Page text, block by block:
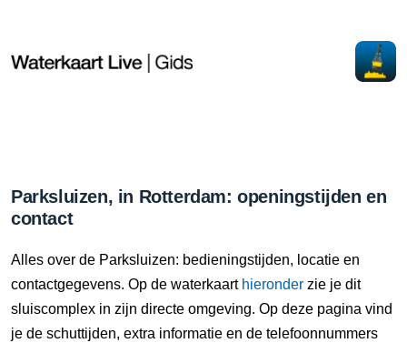
Parksluizen, in Rotterdam: openingstijden en
contact
Alles over de Parksluizen: bedieningstijden, locatie en
contactgegevens. Op de waterkaart hieronder zie je dit
sluiscomplex in zijn directe omgeving. Op deze pagina vind
je de schuttijden, extra informatie en de telefoonnummers